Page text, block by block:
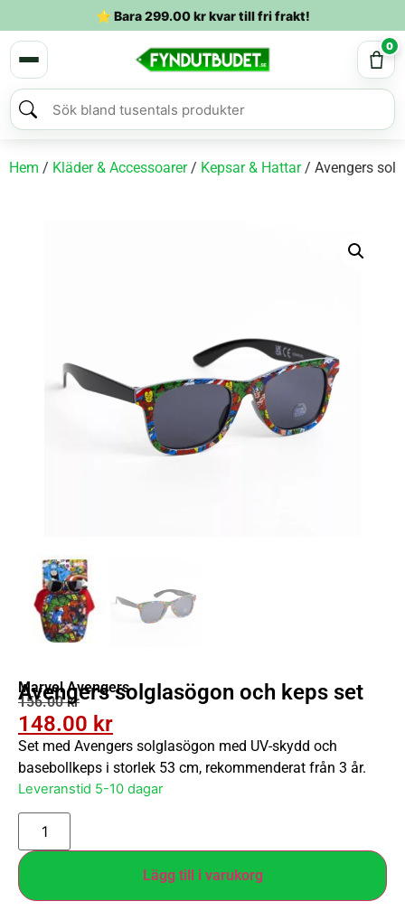
⭐ Bara299.00krkvar till fri frakt!
0
Hem / Kläder & Accessoarer/ Kepsar & Hattar/ Avengers
Marvel Avengers
Avengers solglasögon och keps set
156.00kr
148.00 kr
Set med Avengers solglasögon med UV-skydd och
basebollkeps i storlek 53 cm, rekommenderat från 3 år.
Leveranstid 5-10 dagar
Lägg till i varukorg